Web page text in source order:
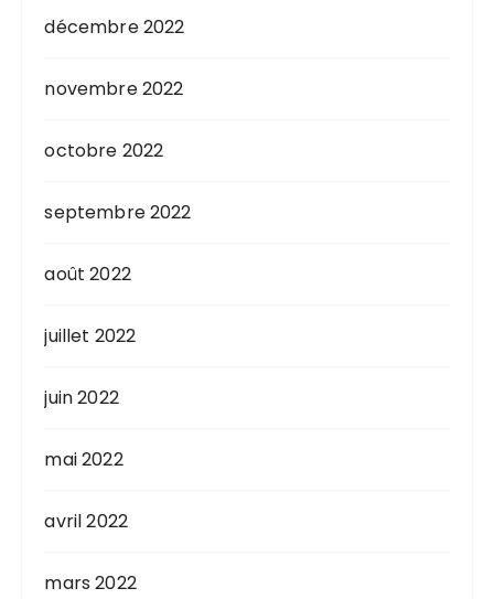
décembre 2022
novembre 2022
octobre 2022
septembre 2022
août 2022
juillet 2022
juin 2022
mai 2022
avril 2022
mars 2022